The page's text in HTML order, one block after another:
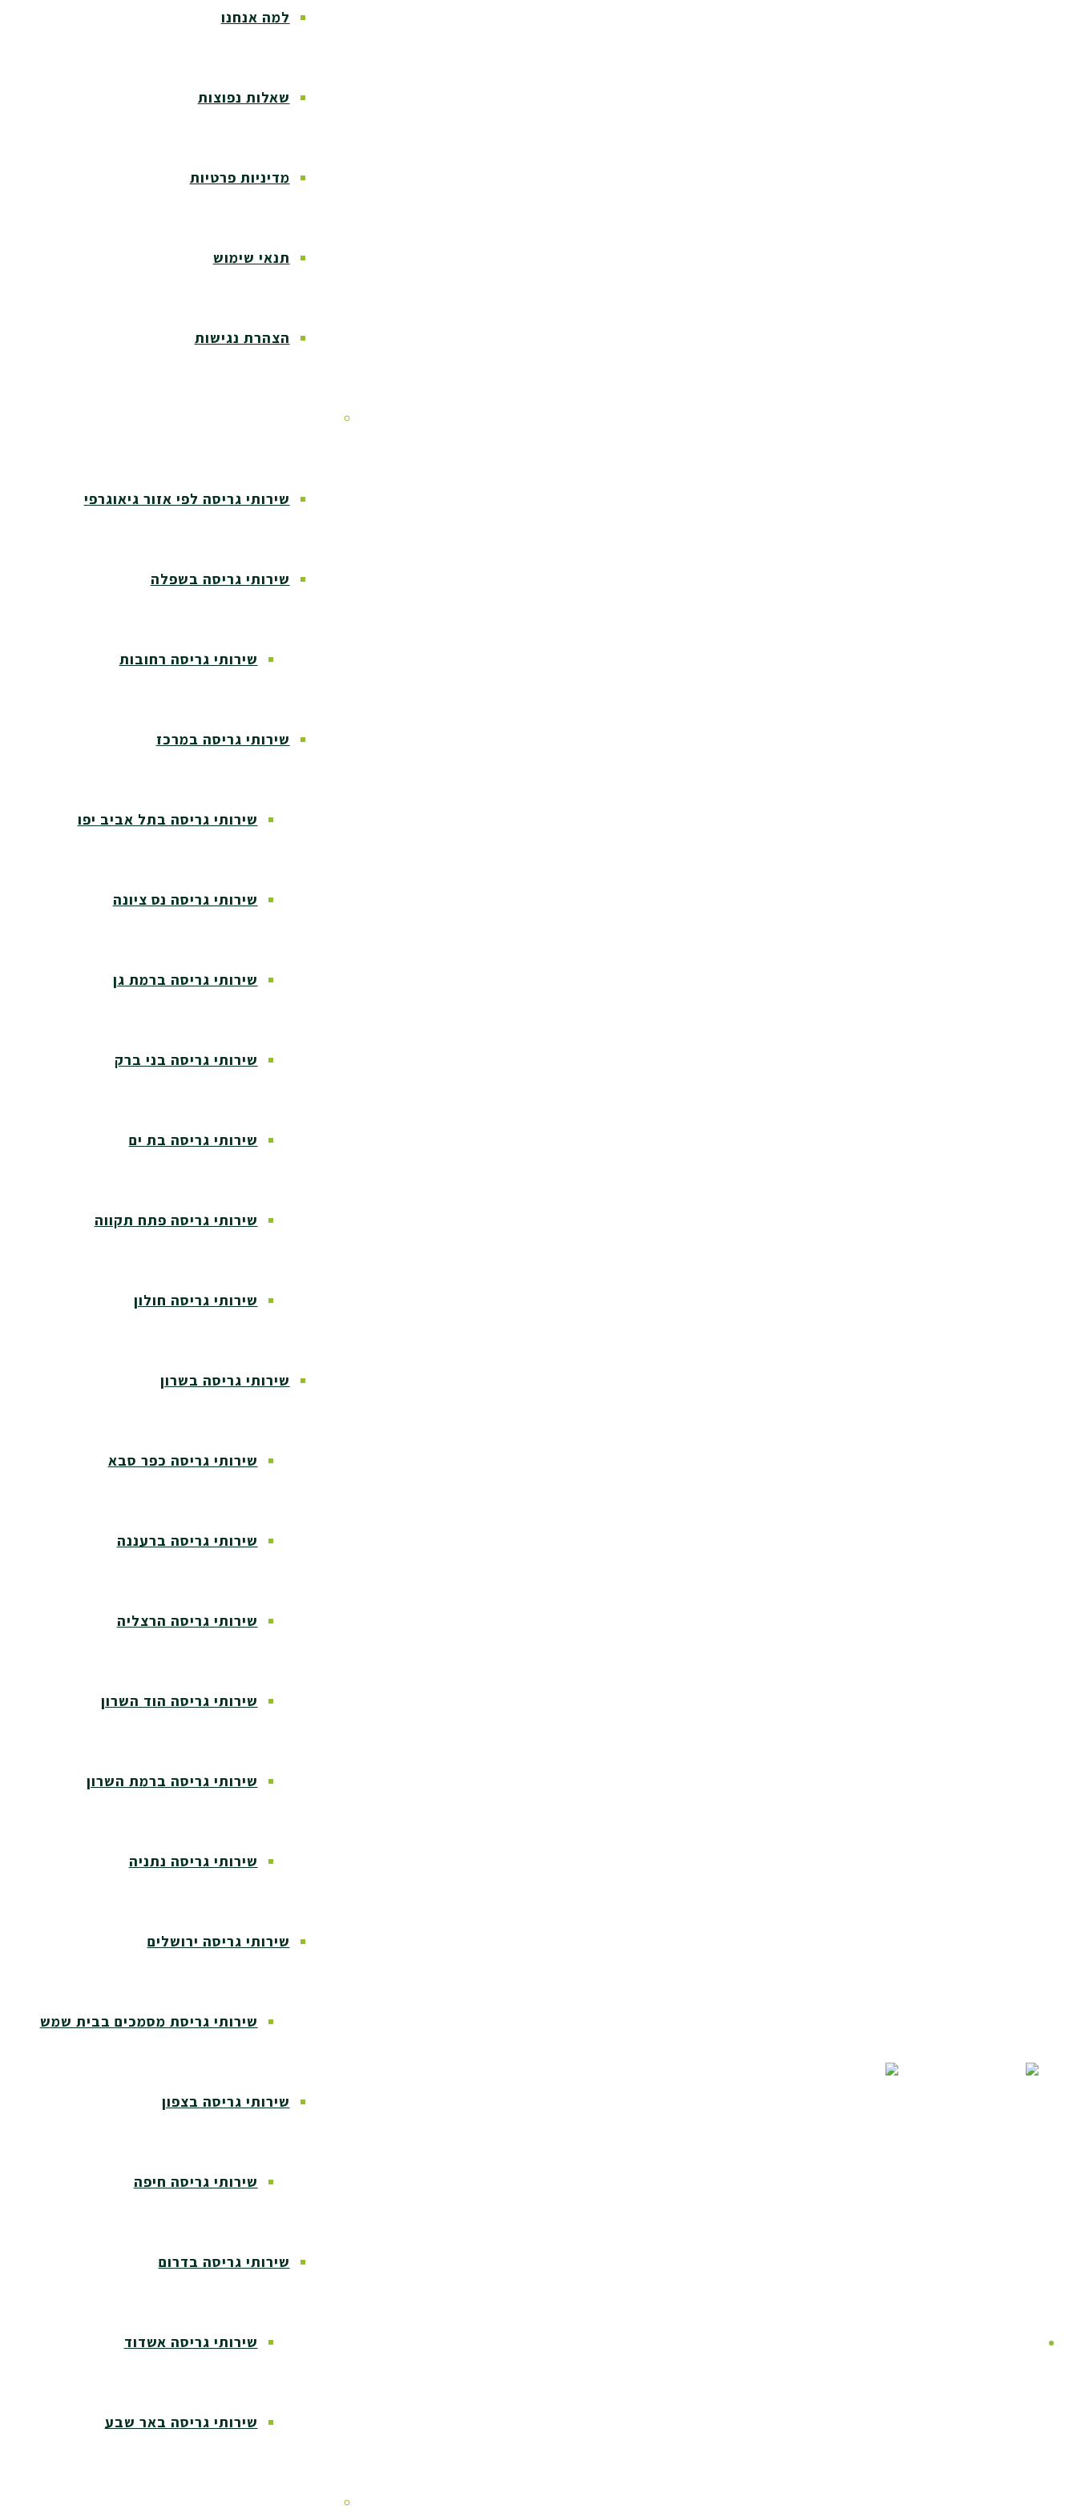
למה אנחנו
שאלות נפוצות
מדיניות פרטיות
תנאי שימוש
הצהרת נגישות
שירותי גריסה לפי אזור גיאוגרפי
שירותי גריסה בשפלה
שירותי גריסה רחובות
שירותי גריסה במרכז
שירותי גריסה בתל אביב יפו
שירותי גריסה נס ציונה
שירותי גריסה ברמת גן
שירותי גריסה בני ברק
שירותי גריסה בת ים
שירותי גריסה פתח תקווה
שירותי גריסה חולון
שירותי גריסה בשרון
שירותי גריסה כפר סבא
שירותי גריסה ברעננה
שירותי גריסה הרצליה
שירותי גריסה הוד השרון
שירותי גריסה ברמת השרון
שירותי גריסה נתניה
שירותי גריסה ירושלים
שירותי גריסת מסמכים בבית שמש
שירותי גריסה בצפון
שירותי גריסה חיפה
שירותי גריסה בדרום
שירותי גריסה אשדוד
שירותי גריסה באר שבע